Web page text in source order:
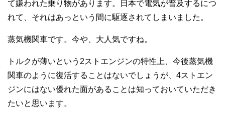
て嫌われた乗り物があります。日本で電気が普及するにつ
れて、それはあっという間に駆逐されてしまいました。
蒸気機関車です。今や、大人気ですね。
トルクが薄いという2ストエンジンの特性上、今後蒸気機
関車のように復活することはないでしょうが、4ストエン
ジンにはない優れた面があることは知っておいていただき
たいと思います。